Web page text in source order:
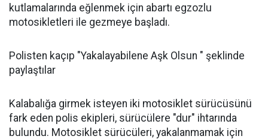
kutlamalarında eğlenmek için abartı egzozlu
motosikletleri ile gezmeye başladı.
Polisten kaçıp "Yakalayabilene Aşk Olsun " şeklinde
paylaştılar
Kalabalığa girmek isteyen iki motosiklet sürücüsünü
fark eden polis ekipleri, sürücülere "dur" ihtarında
bulundu. Motosiklet sürücüleri, yakalanmamak için